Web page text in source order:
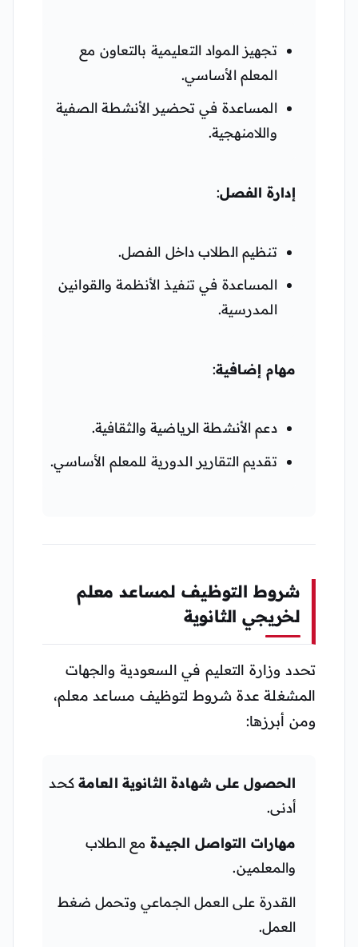
تجهيز المواد التعليمية بالتعاون مع
المعلم الأساسي.
المساعدة في تحضير الأنشطة الصفية
واللامنهجية.
إدارة الفصل:
تنظيم الطلاب داخل الفصل.
المساعدة في تنفيذ الأنظمة والقوانين
المدرسية.
مهام إضافية:
دعم الأنشطة الرياضية والثقافية.
تقديم التقارير الدورية للمعلم الأساسي.
شروط التوظيف لمساعد معلم
لخريجي الثانوية
تحدد وزارة التعليم في السعودية والجهات
المشغلة عدة شروط لتوظيف مساعد معلم،
ومن أبرزها:
الحصول على شهادة الثانوية العامةكحد
أدنى.
مهارات التواصل الجيدة مع الطلاب
والمعلمين.
القدرة على العمل الجماعي وتحمل ضغط
العمل.